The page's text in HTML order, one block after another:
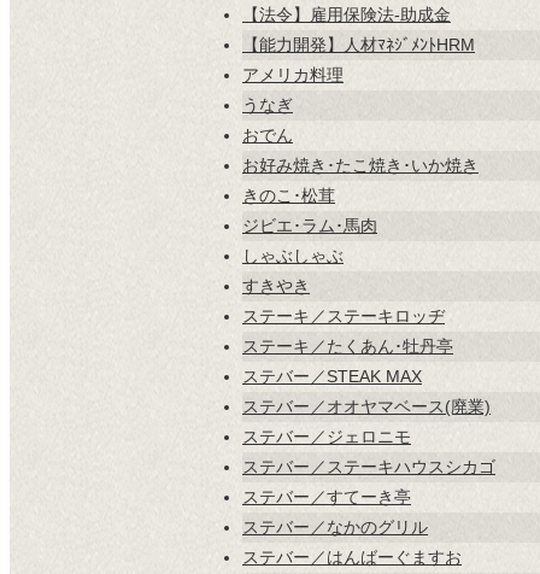
【法令】雇用保険法-助成金
【能力開発】人材ﾏﾈｼﾞﾒﾝﾄHRM
アメリカ料理
うなぎ
おでん
お好み焼き･たこ焼き･いか焼き
きのこ･松茸
ジビエ･ラム･馬肉
しゃぶしゃぶ
すきやき
ステーキ／ステーキロッヂ
ステーキ／たくあん･牡丹亭
ステバー／STEAK MAX
ステバー／オオヤマベース(廃業)
ステバー／ジェロニモ
ステバー／ステーキハウスシカゴ
ステバー／すてーき亭
ステバー／なかのグリル
ステバー／はんばーぐますお